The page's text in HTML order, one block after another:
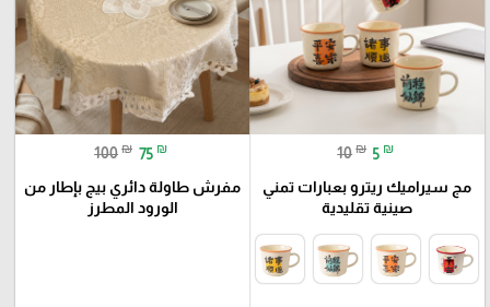
10 ₪ 5 ₪
مج سيراميك ريترو بعبارات تمني
صينية تقليدية
100 ₪ 75 ₪
مفرش طاولة دائري بيج بإطار من
الورود المطرز